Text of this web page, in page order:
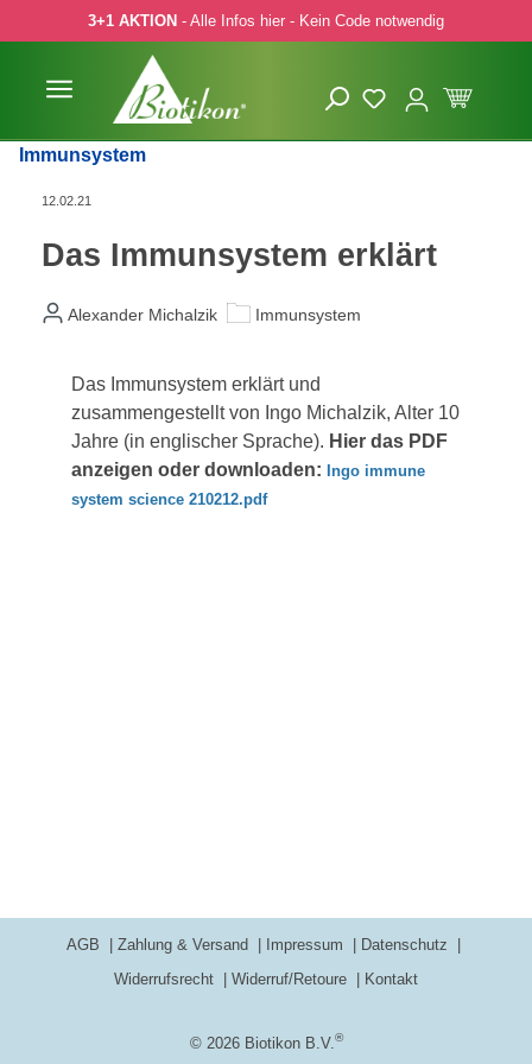
Hauptinhalt springen
Zur Suche springen
Zur Hauptnavigation springen
3+1 AKTION - Alle Infos hier - Kein Code notwendig
Immunsystem
12.02.21
Das Immunsystem erklärt
Alexander Michalzik Immunsystem
Das Immunsystem erklärt und
zusammengestellt von Ingo Michalzik, Alter 10
Jahre (in englischer Sprache). Hier das PDF
anzeigen oder downloaden: Ingo immune
system science 210212.pdf
© 2026 Biotikon B.V.®
AGB Zahlung & Versand Impressum
Datenschutz
Widerrufsrecht
Widerruf/Retoure Kontakt